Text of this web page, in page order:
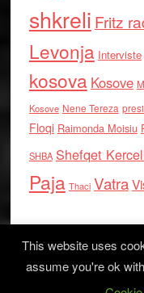
shkreli Fritz
Levonja Interviste
kosova Kosove
Kosove Nene Tereza
Floqi Raimonda Moisiu
SHBA Shefqet
Paja Thaci Vatra
This website uses
assume you're ok